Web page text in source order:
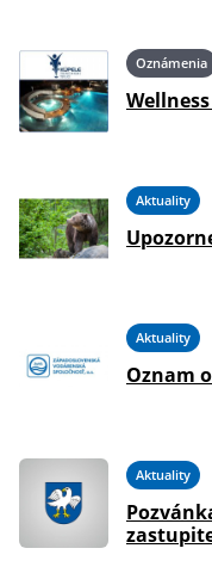
Oznámenia
Aktuality
Aktuality
Oznam
Aktuality